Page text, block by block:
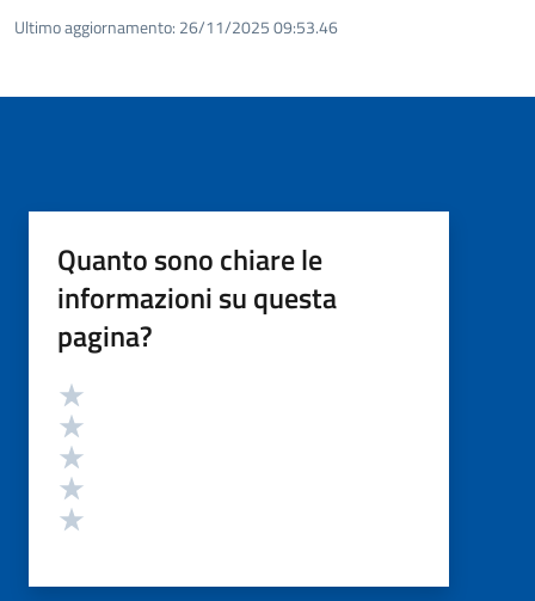
Ultimo aggiornamento: 26/11/2025 09:53.46
Quanto sono chiare le
informazioni su questa
pagina?
Valutazione